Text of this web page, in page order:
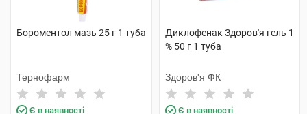
Бороментол мазь 25 г 1 туба
Тернофарм
Є в наявності
Диклофенак Здоров'я гель 1
% 50 г 1 туба
Здоров'я ФК
Є в наявності